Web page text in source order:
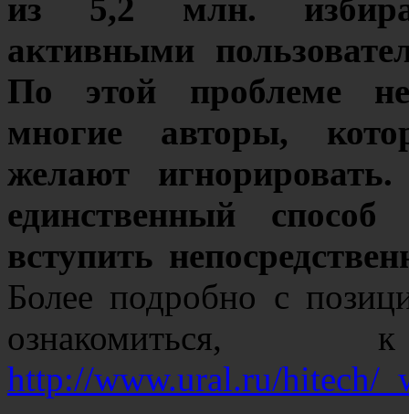
из 5,2 млн.
активными
По этой проблеме
многие авторы,
желают
единственный
вступить
Более подробно с
http://www.ural.ru/hitech/